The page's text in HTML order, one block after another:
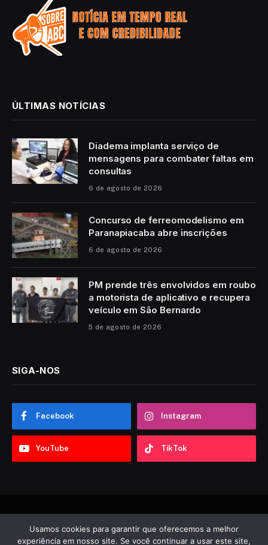
ÚLTIMAS NOTÍCIAS
Diadema implanta serviço de
mensagens para combater faltas em
consultas
6 de agosto de 2026
Concurso de ferreomodelismo em
Paranapiacaba abre inscrições
6 de agosto de 2026
PM prende três envolvidos em roubo
a motorista de aplicativo e recupera
veículo em São Bernardo
5 de agosto de 2026
SIGA-NOS
Facebook Instagram
YouTube TikTok
© 2026 Sobre ABC. Desenvolvido por Tooncadilhos
Usamos cookies para garantir que oferecemos a melhor
experiência em nosso site. Se você continuar a usar este site,